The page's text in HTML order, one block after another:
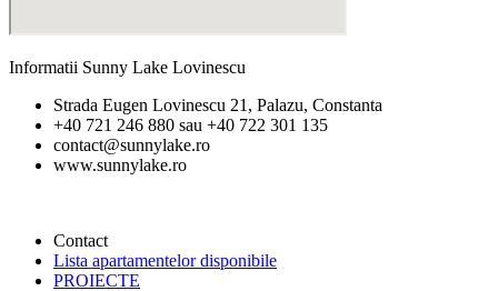
Informatii Sunny Lake Lovinescu
Strada Eugen Lovinescu 21, Palazu, Constanta
+40 721 246 880 sau +40 722 301 135
contact@sunnylake.ro
www.sunnylake.ro
Contact
Lista apartamentelor disponibile
PROIECTE